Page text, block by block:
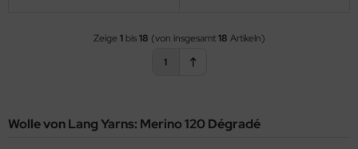
Zeige 1bis18 (von insgesamt18 Artikeln)
1
Wolle von Lang Yarns: Merino 120 Dégradé